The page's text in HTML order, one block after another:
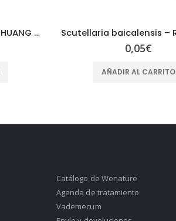
Scutellaria baicalensis – Radix Scutellariae – HUANG QIN
0,05€
AÑADIR AL CARRITO
Catálogo de Wenature
Agenda de tratamiento
Vademecum